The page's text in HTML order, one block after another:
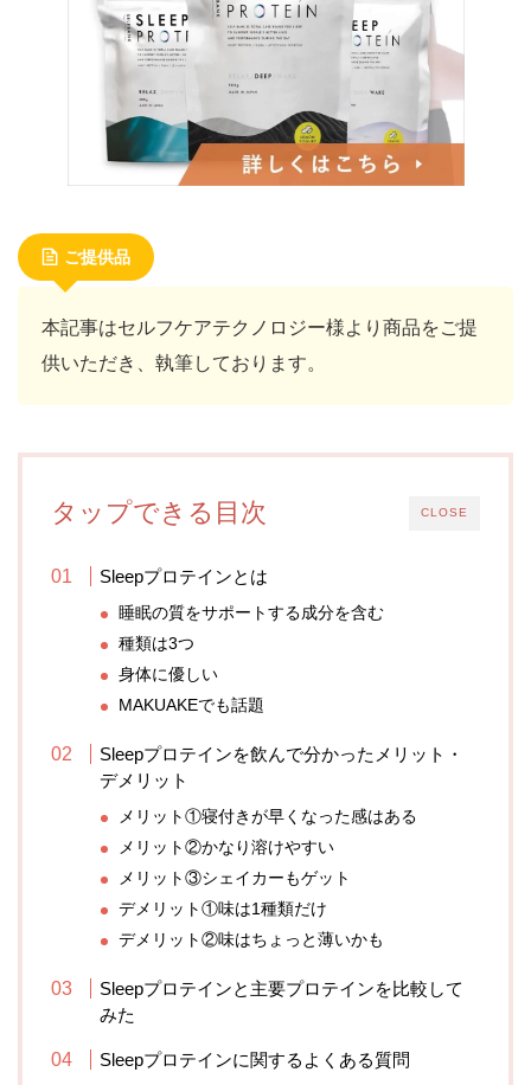
ご提供品
本記事はセルフケアテクノロジー様より商品をご提
供いただき、執筆しております。
CLOSE
タップできる目次
Sleepプロテインとは
睡眠の質をサポートする成分を含む
種類は3つ
身体に優しい
MAKUAKEでも話題
Sleepプロテインを飲んで分かったメリット・
デメリット
メリット①寝付きが早くなった感はある
メリット②かなり溶けやすい
メリット③シェイカーもゲット
デメリット①味は1種類だけ
デメリット②味はちょっと薄いかも
Sleepプロテインと主要プロテインを比較して
みた
Sleepプロテインに関するよくある質問